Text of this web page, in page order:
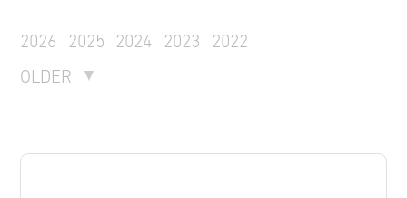
2026 2025 2024 2023
2022
OLDER